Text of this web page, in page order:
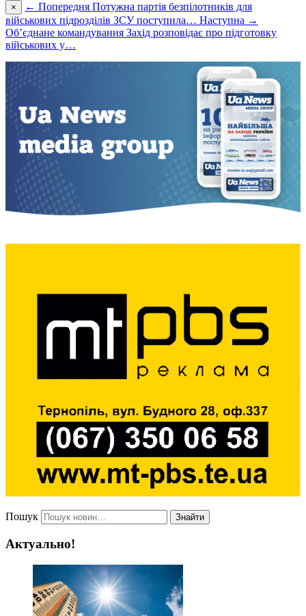
× ← Попередня Потужна партія безпілотників для
військових підрозділів ЗСУ поступила… Наступна →
Об’єднане командування Захід розповідає про підготовку
військових у…
Пошук Знайти
Актуально!